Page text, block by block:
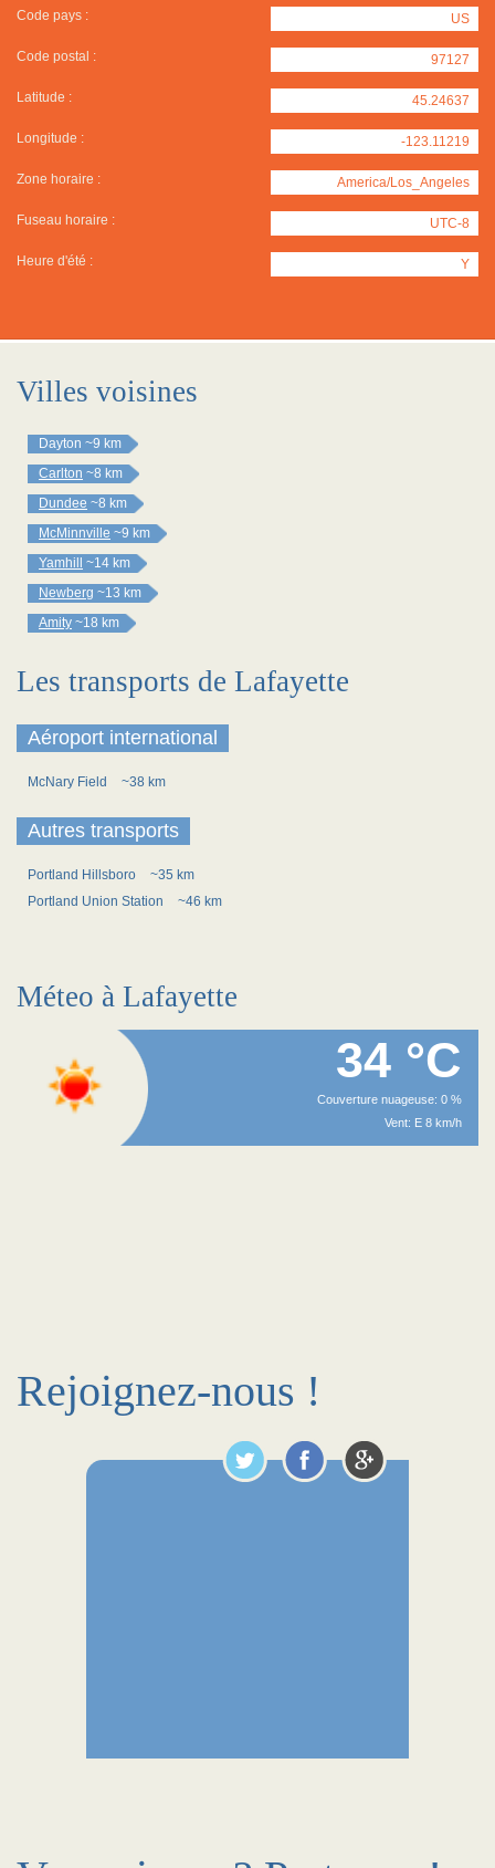
Code pays : US
Code postal : 97127
Latitude : 45.24637
Longitude : -123.11219
Zone horaire : America/Los_Angeles
Fuseau horaire : UTC-8
Heure d'été : Y
Villes voisines
Dayton ~9 km
Carlton ~8 km
Dundee ~8 km
McMinnville ~9 km
Yamhill
~14 km
Newberg ~13 km
Amity ~18 km
Les transports de Lafayette
Aéroport international
McNary Field ~38 km
Autres transports
Portland Hillsboro
~35 km
Portland Union Station
~46 km
Méteo à Lafayette
34 °C
Couverture nuageuse: 0 %
Vent: E 8 km/h
Rejoignez-nous !